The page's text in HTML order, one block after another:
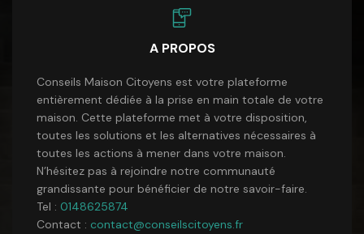
A PROPOS
Conseils Maison Citoyens est votre plateforme
entièrement dédiée à la prise en main totale de votre
maison. Cette plateforme met à votre disposition,
toutes les solutions et les alternatives nécessaires à
toutes les actions à mener dans votre maison.
N’hésitez pas à rejoindre notre communauté
grandissante pour bénéficier de notre savoir-faire.
Tel : 0148625874
Contact : contact@conseilscitoyens.fr